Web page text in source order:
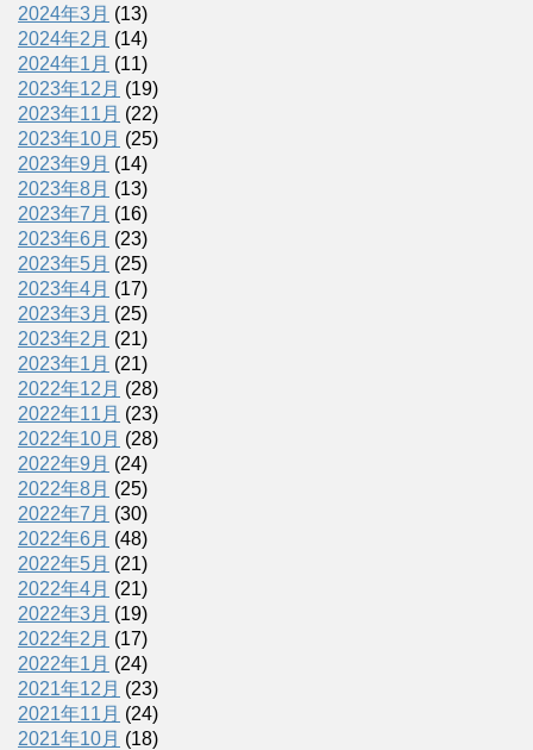
2024年3月 (13)
2024年2月 (14)
2024年1月 (11)
2023年12月 (19)
2023年11月 (22)
2023年10月 (25)
2023年9月 (14)
2023年8月 (13)
2023年7月 (16)
2023年6月 (23)
2023年5月 (25)
2023年4月 (17)
2023年3月 (25)
2023年2月 (21)
2023年1月 (21)
2022年12月 (28)
2022年11月 (23)
2022年10月 (28)
2022年9月 (24)
2022年8月 (25)
2022年7月 (30)
2022年6月 (48)
2022年5月 (21)
2022年4月 (21)
2022年3月 (19)
2022年2月 (17)
2022年1月 (24)
2021年12月 (23)
2021年11月 (24)
2021年10月 (18)